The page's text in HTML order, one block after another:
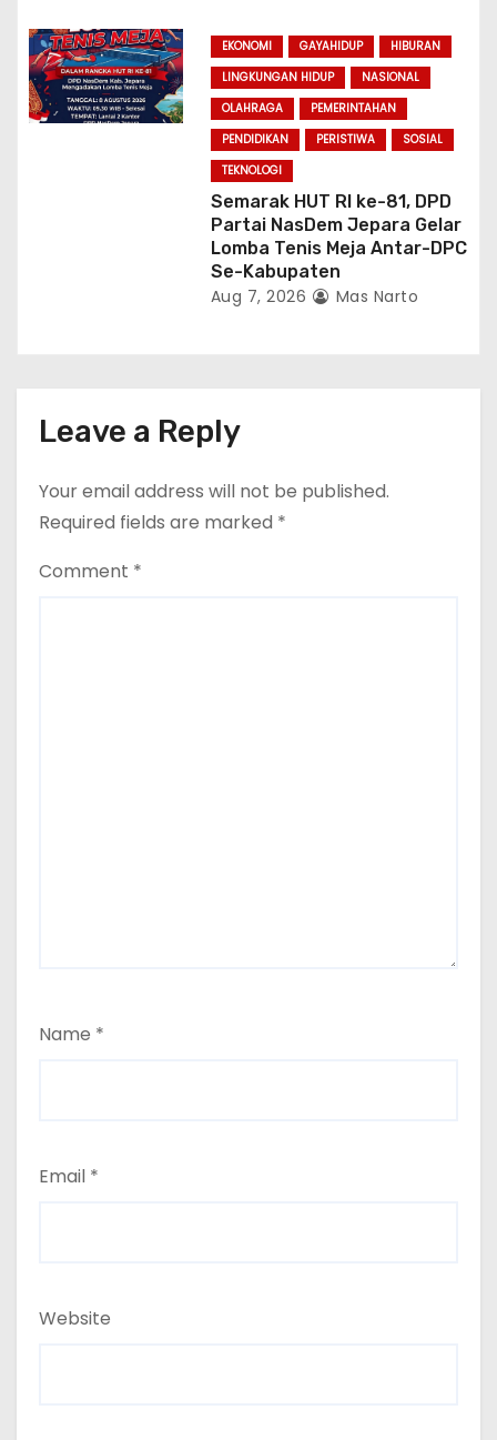
EKONOMI GAYAHIDUP
HIBURAN
LINGKUNGAN HIDUP
NASIONAL
OLAHRAGA
PEMERINTAHAN
PENDIDIKAN
PERISTIWA
SOSIAL
TEKNOLOGI
Semarak HUT RI ke-81, DPD
Partai NasDem Jepara Gelar
Lomba Tenis Meja Antar-DPC
Se-Kabupaten
Aug 7, 2026 Mas Narto
Leave a Reply
Your email address will not be published.
Required fields are marked *
Comment *
Name *
Email *
Website